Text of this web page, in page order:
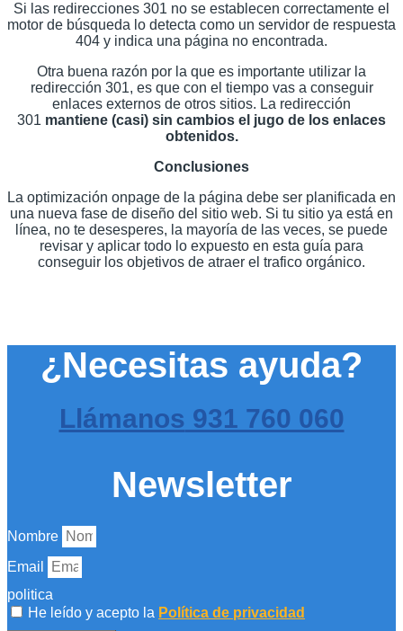
Si las redirecciones 301 no se establecen correctamente el
motor de búsqueda lo detecta como un servidor de respuesta
404 y indica una página no encontrada.
Otra buena razón por la que es importante utilizar la
redirección 301, es que con el tiempo vas a conseguir
enlaces externos de otros sitios. La redirección
301 mantiene (casi) sin cambios el jugo de los enlaces
obtenidos.
Conclusiones
La optimización onpage de la página debe ser planificada en
una nueva fase de diseño del sitio web. Si tu sitio ya está en
línea, no te desesperes, la mayoría de las veces, se puede
revisar y aplicar todo lo expuesto en esta guía para
conseguir los objetivos de atraer el trafico orgánico.
¿Necesitas ayuda?
Llámanos 931 760 060
Newsletter
Nombre
Email
politica
He leído y acepto la Política de privacidad